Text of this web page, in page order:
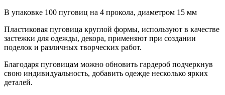
В упаковке 100 пуговиц на 4 прокола, диаметром 15 мм
Пластиковая пуговица круглой формы, используют в качестве
застежки для одежды, декора, применяют при создании
поделок и различных творческих работ.
Благодаря пуговицам можно обновить гардероб подчеркнув
свою индивидуальность, добавить одежде несколько ярких
деталей.